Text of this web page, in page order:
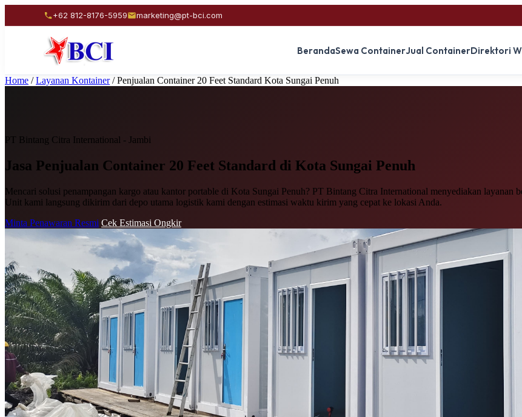
+62 812-8176-5959 marketing@pt-bci.com
BerandaSewa ContainerJual ContainerDirektori
Home / Layanan Kontainer / Penjualan Container 20 Feet Standard Kota Sungai Penuh
PT Bintang Citra International - Jambi
Jasa Penjualan Container 20 Feet Standard di Kota Sungai Penuh
Mencari solusi penampangan kargo atau kantor portable di Kota Sungai Penuh? PT Bintang Citra International menyediakan layanan
Unit kami langsung dikirim dari depo utama logistik kami dengan estimasi waktu kirim yang cepat ke lokasi Anda.
Minta Penawaran Resmi Cek Estimasi Ongkir